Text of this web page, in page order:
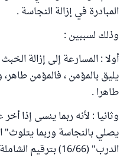
المبادرة في إزالة النجاسة .
وذلك لسببين :
أولا : المسارعة إلى إزالة
يليق بالمؤمن ، فالمؤمن
طاهرا .
وثانيا : لأنه ربما ينسى إذا
يصلي بالنجاسة وربما
الدرب" (16/66) بترقيم الشاملة .